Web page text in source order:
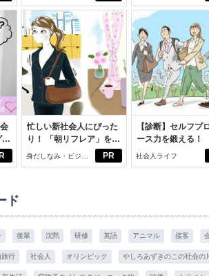
選
PR
忙しい新社会人にぴった
り！ 「朝リフレア」をは
じめよう。しっかりニオ
イケアして24時間快適。
身だしなみ・ビジネ
スアイテム
【診断】セルフプ
ース力を鍛える！
ブン観”診断
社会人ライフ
ド
後輩 沈黙 研修 英語 アニマル 接客
旅行 社会人 オリンピック やしろあずきのこの社会の